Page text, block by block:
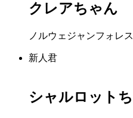
クレアちゃん
ノルウェジャンフォレ
新人君
シャルロット